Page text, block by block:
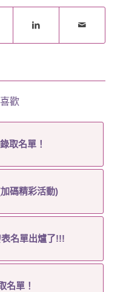
歡
取名單！
碼精彩活動)
名單出爐了!!!
名單！